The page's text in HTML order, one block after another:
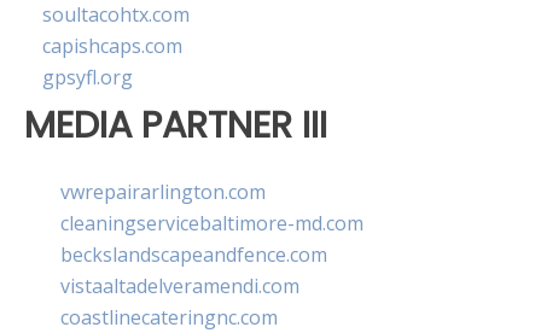
soultacohtx.com
capishcaps.com
gpsyfl.org
MEDIA PARTNER III
vwrepairarlington.com
cleaningservicebaltimore-md.com
beckslandscapeandfence.com
vistaaltadelveramendi.com
coastlinecateringnc.com